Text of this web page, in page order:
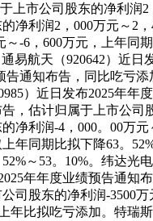
市公司股东的净利润
净利润2，000万元～2
-6，600万元，上年
易航天（920642）近
通知布告，同比吃亏
）近日发布2025年
，估计归属于上市公
净利润-4，000。00万
同期比拟下降63。
～53。10%。纬达
年年度业绩预告通
司股东的净利润-3500
比拟吃亏添加。特瑞